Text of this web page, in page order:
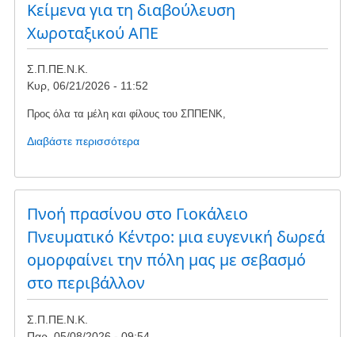
τη
διαβούλευση
του
Kείμενα για τη διαβούλευση
Χωροταξικού ΑΠΕ
Σ.Π.ΠΕ.Ν.Κ.
Κυρ, 06/21/2026 - 11:52
Προς όλα τα μέλη και φίλους του ΣΠΠΕΝΚ,
Διαβάστε περισσότεραγια
Kείμενα
για
τη
Χωροταξικού
ΑΠΕ
Πνοή πρασίνου στο Γιοκάλειο
Πνευματικό Κέντρο: μια ευγενική δωρεά
ομορφαίνει την πόλη μας με σεβασμό
στο περιβάλλον
Σ.Π.ΠΕ.Ν.Κ.